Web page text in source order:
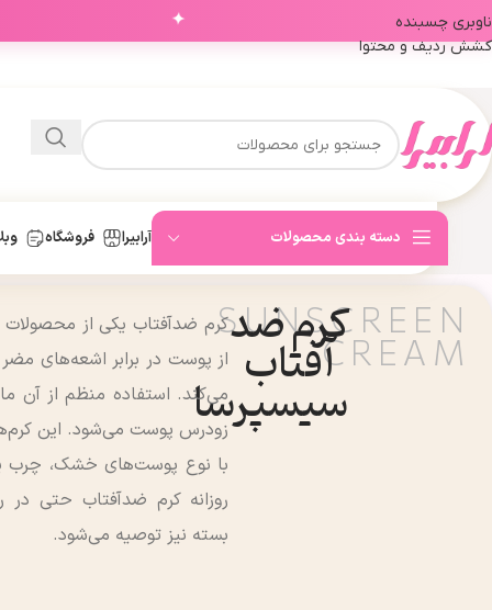
✦
ناوبری چسبنده
کشش ردیف و محتوا
دسته بندی محصولات آرابیرا فروشگاه
SUNSCREEN
CREAMکرم ضد
آفتاب
سیسپرسا
کرم ضدآفتاب یکی از
می‌کند. استفاده منظم از آن
زودرس پوست می‌شود. این
با نوع پوست‌های خشک، چرب
روزانه کرم ضدآفتاب حتی
بسته نیز توصیه می‌شود.